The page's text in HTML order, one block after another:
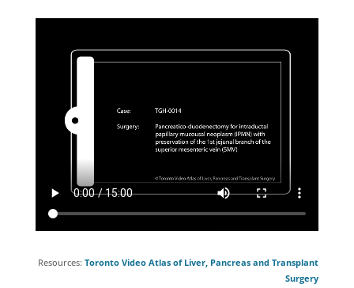
Resources:Toronto Video Atlas of Liver, Pancreas and Transplant
Surgery